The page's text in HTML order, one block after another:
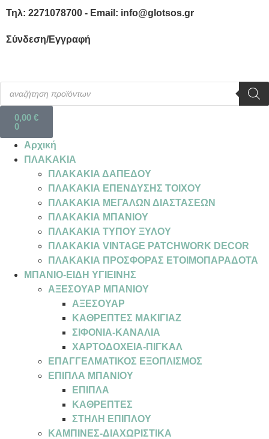
Τηλ: 2271078700 - Email: info@glotsos.gr
Σύνδεση/Εγγραφή
0,00 €
0
Αρχική
ΠΛΑΚΑΚΙΑ
ΠΛΑΚΑΚΙΑ ΔΑΠΕΔΟΥ
ΠΛΑΚΑΚΙΑ ΕΠΕΝΔΥΣΗΣ ΤΟΙΧΟΥ
ΠΛΑΚΑΚΙΑ ΜΕΓΑΛΩΝ ΔΙΑΣΤΑΣΕΩΝ
ΠΛΑΚΑΚΙΑ ΜΠΑΝΙΟΥ
ΠΛΑΚΑΚΙΑ ΤΥΠΟΥ ΞΥΛΟΥ
ΠΛΑΚΑΚΙΑ VINTAGE PATCHWORK DECOR
ΠΛΑΚΑΚΙΑ ΠΡΟΣΦΟΡΑΣ ΕΤΟΙΜΟΠΑΡΑΔΟΤΑ
ΜΠΑΝΙΟ-ΕΙΔΗ ΥΓΙΕΙΝΗΣ
ΑΞΕΣΟΥΑΡ ΜΠΑΝΙΟΥ
ΑΞΕΣΟΥΑΡ
ΚΑΘΡΕΠΤΕΣ ΜΑΚΙΓΙΑΖ
ΣΙΦΟΝΙΑ-ΚΑΝΑΛΙΑ
ΧΑΡΤΟΔΟΧΕΙΑ-ΠΙΓΚΑΛ
ΕΠΑΓΓΕΛΜΑΤΙΚΟΣ ΕΞΟΠΛΙΣΜΟΣ
ΕΠΙΠΛΑ ΜΠΑΝΙΟΥ
ΕΠΙΠΛΑ
ΚΑΘΡΕΠΤΕΣ
ΣΤΗΛΗ ΕΠΙΠΛΟΥ
ΚΑΜΠΙΝΕΣ-ΔΙΑΧΩΡΙΣΤΙΚΑ